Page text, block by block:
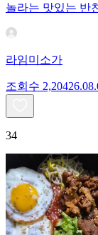
놀라는 맛있는 반
라임미소가
조회수 2,204
34